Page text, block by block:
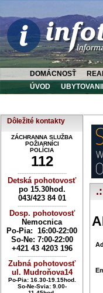
DOMÁCNOSŤ
ÚVOD
Dôležité kontakty
ZÁCHRANNA SLUŽBA
POŽIARNÍCI
POLÍCIA
112
----------------------------
Detská pohotovosť
po 15.30hod.
043/423 84 01
----------------------------
Dosp. pohotovosť
Nemocnica
Po-Pia: 16:00-22:00
So-Ne: 7:00-22:00
+421 43 4203 196
----------------------------
Zubná pohotovosť
ul. Mudroňova14
Po-Pia: 16.30-19.15hod.
So-Ne-Svia: 9.00-